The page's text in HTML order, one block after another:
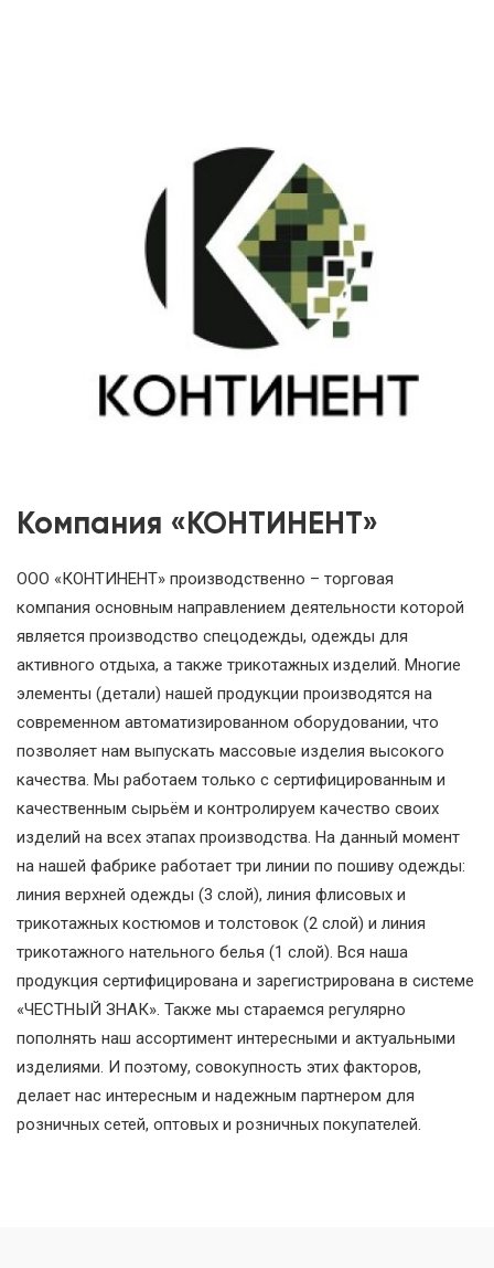
Компания «КОНТИНЕНТ»
ООО «КОНТИНЕНТ» производственно – торговая
компания основным направлением деятельности которой
является производство спецодежды, одежды для
активного отдыха, а также трикотажных изделий. Многие
элементы (детали) нашей продукции производятся на
современном автоматизированном оборудовании, что
позволяет нам выпускать массовые изделия высокого
качества. Мы работаем только с сертифицированным и
качественным сырьём и контролируем качество своих
изделий на всех этапах производства. На данный момент
на нашей фабрике работает три линии по пошиву одежды:
линия верхней одежды (3 слой), линия флисовых и
трикотажных костюмов и толстовок (2 слой) и линия
трикотажного нательного белья (1 слой). Вся наша
продукция сертифицирована и зарегистрирована в системе
«ЧЕСТНЫЙ ЗНАК». Также мы стараемся регулярно
пополнять наш ассортимент интересными и актуальными
изделиями. И поэтому, совокупность этих факторов,
делает нас интересным и надежным партнером для
розничных сетей, оптовых и розничных покупателей.